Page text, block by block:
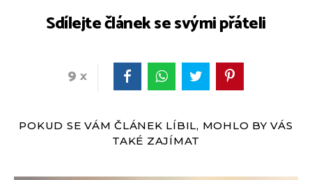
Sdílejte článek se svými přáteli
9
POKUD SE VÁM ČLÁNEK LÍBIL, MOHLO BY VÁS
TAKÉ ZAJÍMAT